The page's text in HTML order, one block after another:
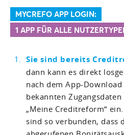
MYCREFO APP LOGIN:
1 APP FÜR ALLE
Sie sind bereits
dann kann es direkt
nach dem App-
bekannten
„Meine Creditreform“
sind so verbunden, dass